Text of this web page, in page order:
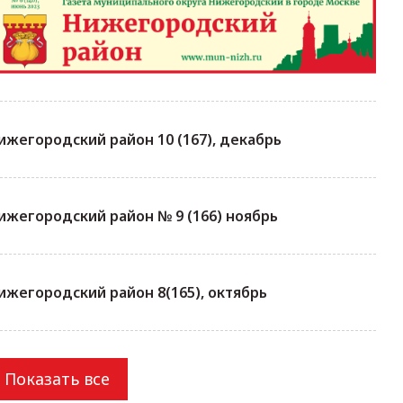
район 10 (167), декабрь
район № 9 (166) ноябрь
район 8(165), октябрь
Показать все